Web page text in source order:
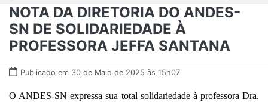
NOTA DA DIRETORIA DO ANDES-
SN DE SOLIDARIEDADE À
PROFESSORA JEFFA SANTANA
Publicado em 30 de Maio de 2025 às 15h07
O ANDES-SN expressa sua total solidariedade à professora Dra.